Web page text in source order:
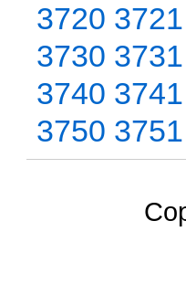
3720 3721
3730 3731
3740 3741
3750 3751